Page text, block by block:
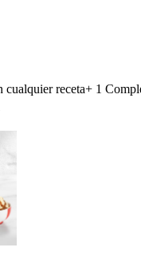
cualquier receta+ 1